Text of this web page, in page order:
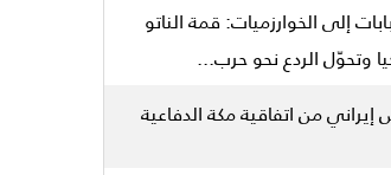
إلى الخوارزميات: قمة الناتو
وتحوّل الردع نحو حرب...
من اتفاقية مكة الدفاعية